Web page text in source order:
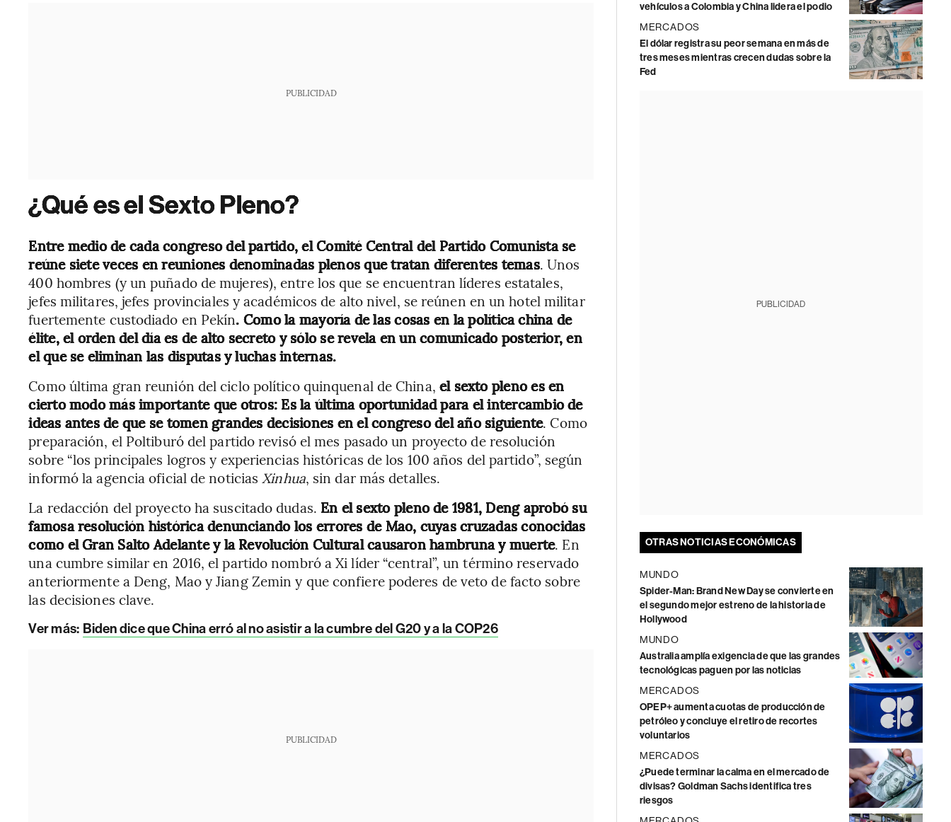
PUBLICIDAD
¿Qué es el Sexto Pleno?
Entre medio de cada congreso del partido, el Comité Central del Partido Comunista se
reúne siete veces en reuniones denominadas plenos que tratan diferentes temas. Unos
400 hombres (y un puñado de mujeres), entre los que se encuentran líderes estatales,
jefes militares, jefes provinciales y académicos de alto nivel, se reúnen en un hotel militar
fuertemente custodiado en Pekín. Como la mayoría de las cosas en la política china de
élite, el orden del día es de alto secreto y sólo se revela en un comunicado posterior, en
el que se eliminan las disputas y luchas internas.
Como última gran reunión del ciclo político quinquenal de China, el sexto pleno es en
cierto modo más importante que otros: Es la última oportunidad para el intercambio de
ideas antes de que se tomen grandes decisiones en el congreso del año siguiente. Como
preparación, el Poltiburó del partido revisó el mes pasado un proyecto de resolución
sobre “los principales logros y experiencias históricas de los 100 años del partido”, según
informó la agencia oficial de noticias Xinhua, sin dar más detalles.
La redacción del proyecto ha suscitado dudas. En el sexto pleno de 1981, Deng aprobó su
famosa resolución histórica denunciando los errores de Mao, cuyas cruzadas conocidas
como el Gran Salto Adelante y la Revolución Cultural causaron hambruna y muerte. En
una cumbre similar en 2016, el partido nombró a Xi líder “central”, un término reservado
anteriormente a Deng, Mao y Jiang Zemin y que confiere poderes de veto de facto sobre
las decisiones clave.
Ver más: Biden dice que China erró al no asistir a la cumbre del G20 y a la COP26
PUBLICIDAD
vehículos a Colombia y China lidera el podio
MERCADOS
El dólar registra su peor semana en más de
tres meses mientras crecen dudas sobre la
Fed
PUBLICIDAD
OTRAS NOTICIAS ECONÓMICAS
MUNDO
Spider-Man: Brand New Day se convierte en
el segundo mejor estreno de la historia de
Hollywood
MUNDO
Australia amplía exigencia de que las grandes
tecnológicas paguen por las noticias
MERCADOS
OPEP+ aumenta cuotas de producción de
petróleo y concluye el retiro de recortes
voluntarios
MERCADOS
¿Puede terminar la calma en el mercado de
divisas? Goldman Sachs identifica tres
riesgos